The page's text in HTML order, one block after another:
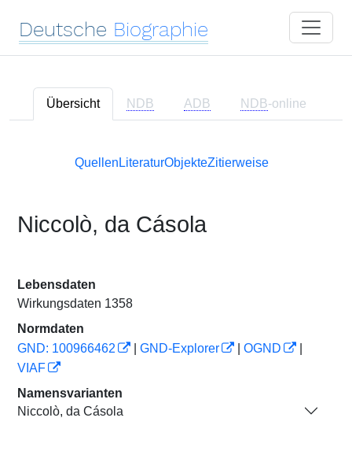
Deutsche Biographie
Übersicht NDB ADB NDB-online
Quellen LiteraturObjekteZitierweise
Niccolò, da Cásola
Lebensdaten
Wirkungsdaten 1358
Normdaten
GND: 100966462
GND-Explorer OGND
VIAF
Namensvarianten
Niccolò, da Cásola